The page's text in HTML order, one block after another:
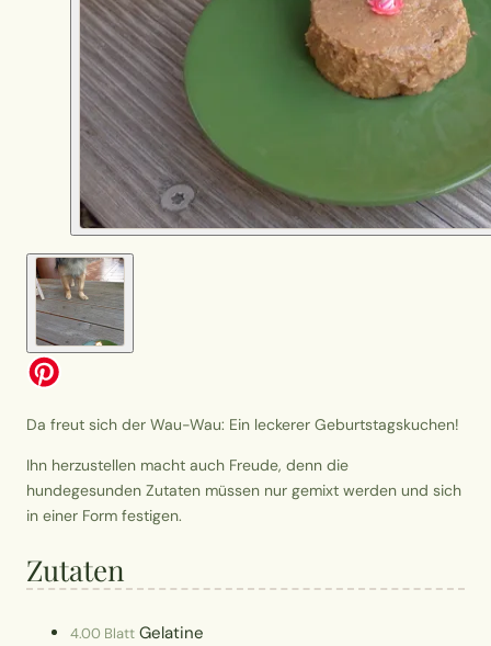
Da freut sich der Wau-Wau: Ein leckerer Geburtstagskuchen!
Ihn herzustellen macht auch Freude, denn die
hundegesunden Zutaten müssen nur gemixt werden und sich
in einer Form festigen.
Zutaten
4.00 Blatt Gelatine